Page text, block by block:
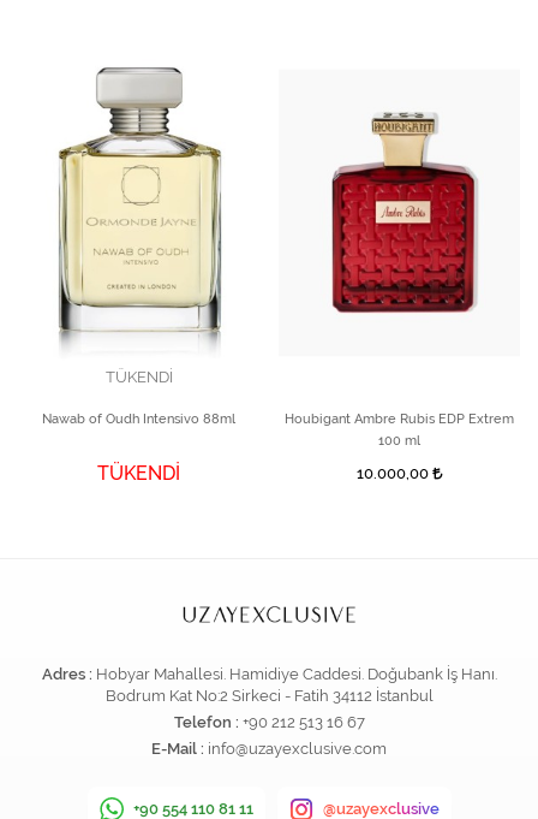
TÜKENDİ
Nawab of Oudh Intensivo 88ml
TÜKENDİ
Houbigant Ambre Rubis EDP Extrem
100 ml
10.000,00
Adres : Hobyar Mahallesi. Hamidiye Caddesi. Doğubank İş Hanı.
Bodrum Kat No:2 Sirkeci - Fatih 34112 İstanbul
Telefon : +90 212 513 16 67
E-Mail : info@uzayexclusive.com
+90 554 110 81 11 @uzayexclusive